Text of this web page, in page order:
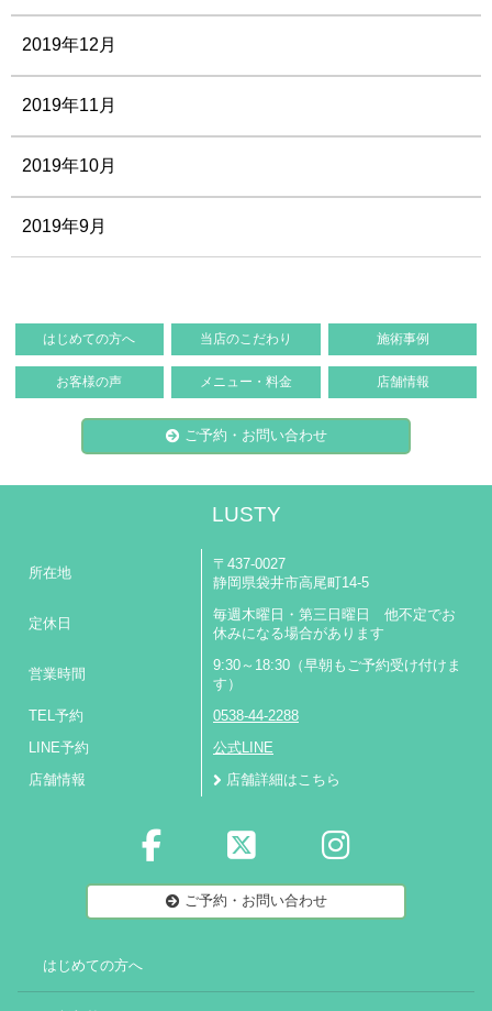
2019年12月
2019年11月
2019年10月
2019年9月
はじめての方へ 当店のこだわり 施術事例
お客様の声 メニュー・料金 店舗情報
ご予約・お問い合わせ
LUSTY
所在地
〒437-0027
静岡県袋井市高尾町14-5
定休日
毎週木曜日・第三日曜日 他不定でお
休みになる場合があります
営業時間
9:30～18:30（早朝もご予約受け付けま
す）
TEL予約 0538-44-2288
LINE予約 公式LINE
店舗情報 店舗詳細はこちら
ご予約・お問い合わせ
はじめての方へ